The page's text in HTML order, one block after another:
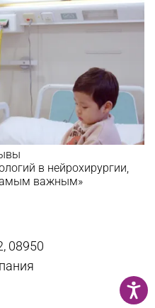
в нейрохирургии,
важным»
08950